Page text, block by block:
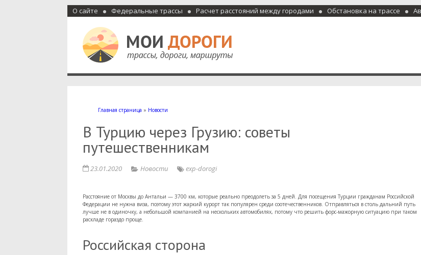
О сайте Федеральные трассы Расчет расстояний между городами Обстановка на трассе
Мои дороги
Как доехать, автомобильные дороги и трассы России, мотели и гостиницы
Главная страница » Новости
В Турцию через Грузию: советы
путешественникам
23.01.2020 Новости exp-dorogi
Расстояние от Москвы до Антальи — 3700 км, которые реально преодолеть за 5 дней. Для посещения Турции гражданам Российской
Федерации не нужна виза, поэтому этот жаркий курорт так популярен среди соотечественников. Отправляться в столь дальний путь
лучше не в одиночку, а небольшой компанией на нескольких автомобилях, потому что решить форс-мажорную ситуацию при таком
раскладе гораздо проще.
Российская сторона